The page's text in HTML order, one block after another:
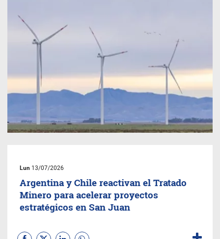
Lun 13/07/2026
Argentina y Chile reactivan el Tratado
Minero para acelerar proyectos
estratégicos en San Juan